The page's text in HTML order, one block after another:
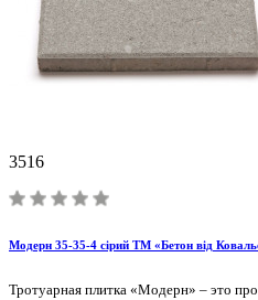
3516
Модерн 35-35-4 сірий ТМ «Бетон від
Тротуарная плитка «Модерн» – это